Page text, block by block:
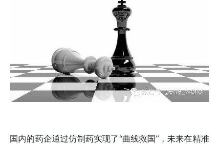
国内的药企通过仿制药实现了“曲线救国”，未来在精准